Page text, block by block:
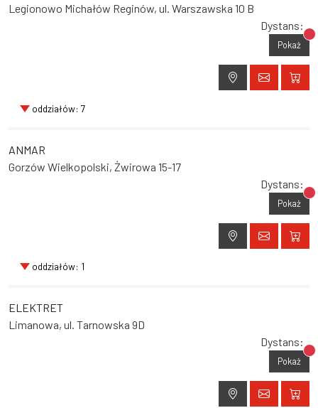
Legionowo Michałów Reginów, ul. Warszawska 10 B
Dystans:
Pokaż
oddziałów: 7
ANMAR
Gorzów Wielkopolski, Żwirowa 15-17
Dystans:
Pokaż
oddziałów: 1
ELEKTRET
Limanowa, ul. Tarnowska 9D
Dystans:
Pokaż